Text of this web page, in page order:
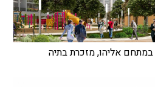
אליהו, מזכרת בתיה